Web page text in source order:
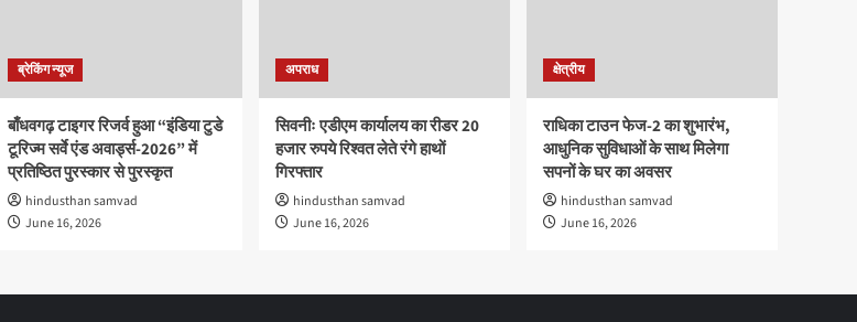
ब्रेकिंग न्यूज
बाँधवगढ़ टाइगर रिजर्व हुआ “इंडिया टुडे
टूरिज्म सर्वे एंड अवार्ड्स-2026” में
प्रतिष्ठित पुरस्कार से पुरस्कृत
hindusthan samvad
June 16, 2026
अपराध
सिवनीः एडीएम कार्यालय का रीडर 20
हजार रुपये रिश्वत लेते रंगे हाथों
गिरफ्तार
hindusthan samvad
June 16, 2026
क्षेत्रीय
राधिका टाउन फेज-2 का शुभारंभ,
आधुनिक सुविधाओं के साथ मिलेगा
सपनों के घर का अवसर
hindusthan samvad
June 16, 2026